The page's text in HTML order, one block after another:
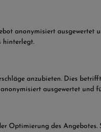
anonymisiert ausgewertet
hinterlegt.
anzubieten. Dies
ausgewertet und
Optimierung des